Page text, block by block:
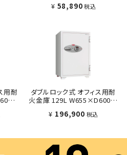
¥ 58,890税込
用耐
ダブルロック式 オフィス用耐
火金庫 129L W655×D600×
¥ 196,900 税込